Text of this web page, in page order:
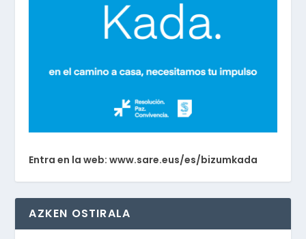
Entra en la web: www.sare.eus/es/bizumkada
AZKEN OSTIRALA